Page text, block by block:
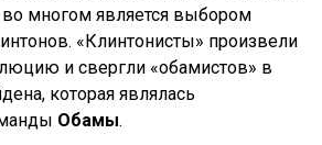
многом является выбором
«Клинтонисты» произвели
и свергли «обамистов» в
которая являлась
Обамы.